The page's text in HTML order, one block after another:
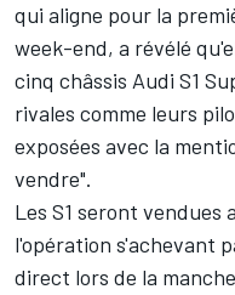
qui aligne pour la
week-end, a révélé
cinq châssis Audi S1
rivales comme leurs
exposées avec la
vendre".
Les S1 seront vendues
l'opération s'achevant
direct lors de la